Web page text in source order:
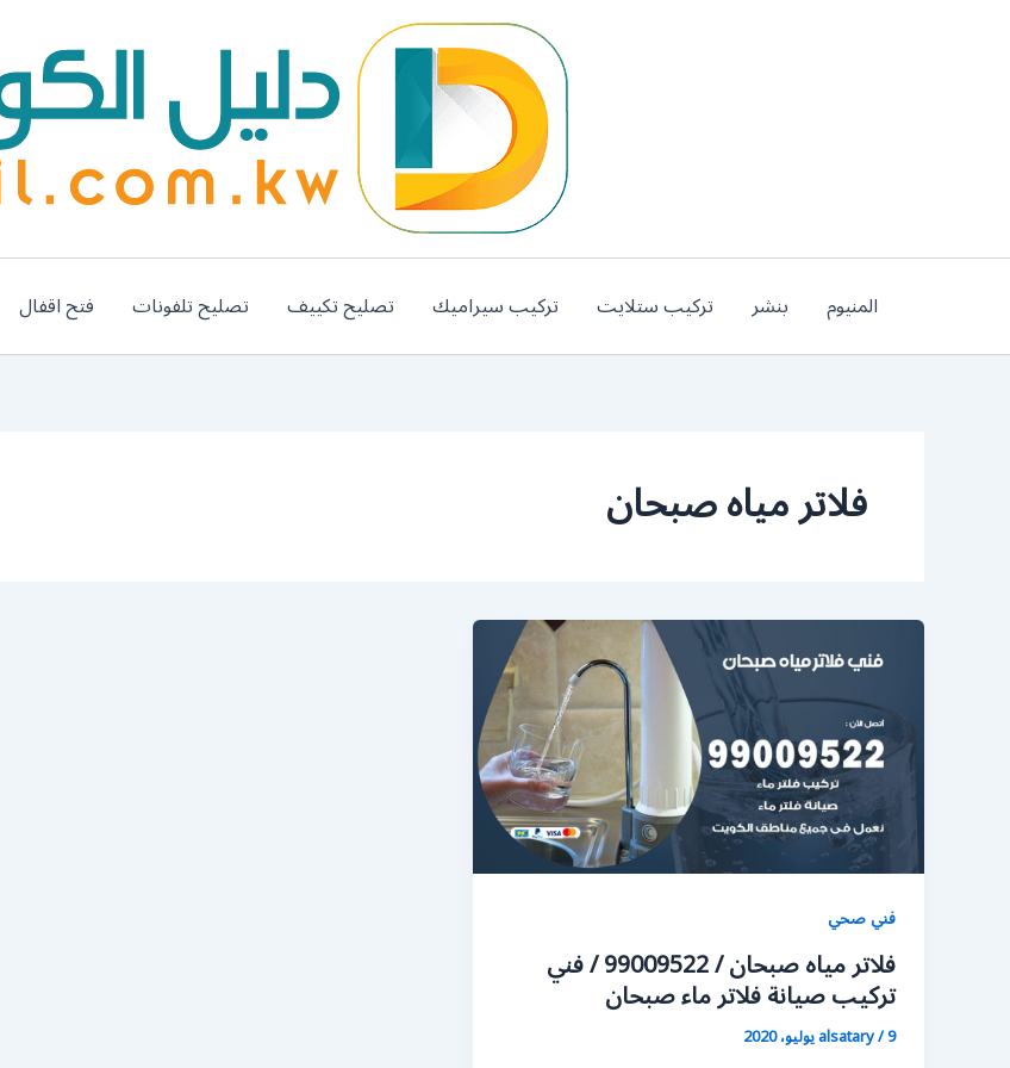
المنيوم بنشر تركيب ستلايت تركيب سيراميك تصليح تكييف تصليح تلفونات فتح اقفال
فلاتر مياه صبحان
فني صحي
فلاتر مياه صبحان / 99009522 / فني
تركيب صيانة فلاتر ماء صبحان
alsatary/9 يوليو، 2020